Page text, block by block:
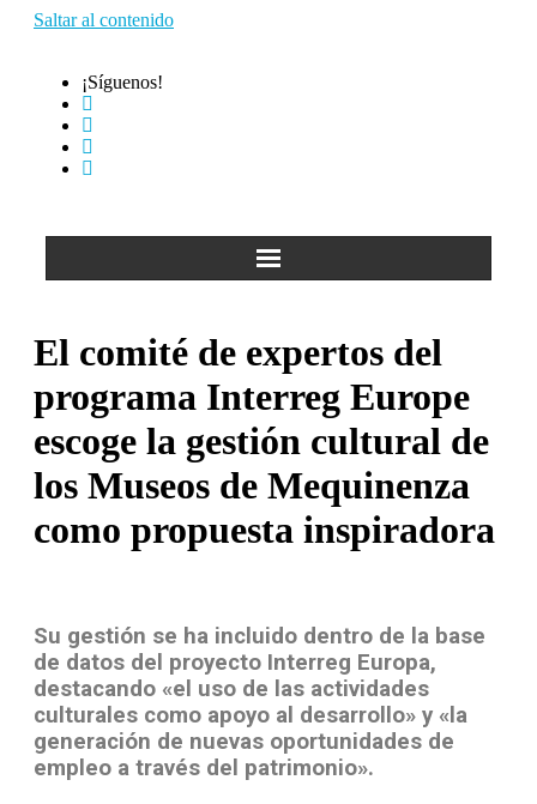
Saltar al contenido
¡Síguenos!
El comité de expertos del
programa Interreg Europe
escoge la gestión cultural de
los Museos de Mequinenza
como propuesta inspiradora
Su gestión se ha incluido dentro de la base
de datos del proyecto Interreg Europa,
destacando «el uso de las actividades
culturales como apoyo al desarrollo» y «la
generación de nuevas oportunidades de
empleo a través del patrimonio».